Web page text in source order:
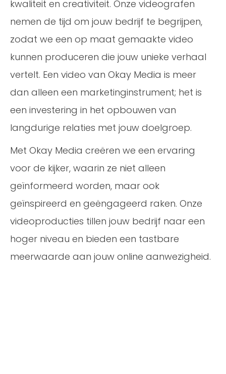
kwaliteit en creativiteit. Onze videografen
nemen de tijd om jouw bedrijf te begrijpen,
zodat we een op maat gemaakte video
kunnen produceren die jouw unieke verhaal
vertelt. Een video van Okay Media is meer
dan alleen een marketinginstrument; het is
een investering in het opbouwen van
langdurige relaties met jouw doelgroep.
Met Okay Media creëren we een ervaring
voor de kijker, waarin ze niet alleen
geïnformeerd worden, maar ook
geïnspireerd en geëngageerd raken. Onze
videoproducties tillen jouw bedrijf naar een
hoger niveau en bieden een tastbare
meerwaarde aan jouw online aanwezigheid.